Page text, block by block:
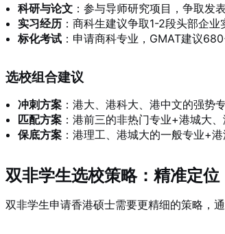
科研与论文 ：参与导师研究项目，争取发
实习经历 ：商科生建议争取1-2段头部企
标化考试 ：申请商科专业，GMAT建议
选校组合建议
冲刺方案 ：港大、港科大、港中文的强势
匹配方案 ：港前三的非热门专业+港城大
保底方案 ：港理工、港城大的一般专业+
双非学生选校策略：精准定位
双非学生申请香港硕士需要更精细的策略，